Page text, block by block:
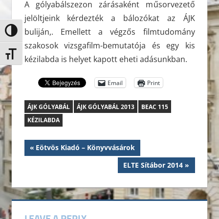
Nagy kontraszt váltása
Betűméret váltása
A gólyabálszezon zárásaként műsorvezető
jelöltjeink kérdezték a bálozókat az ÁJK
buliján,. Emellett a végzős filmtudomány
szakosok vizsgafilm-bemutatója és egy kis
kézilabda is helyet kapott eheti adásunkban.
Email Print
ÁJK GÓLYABÁL ÁJK GÓLYABÁL 2013
BEAC 115
KÉZILABDA
Bejegyzés
Previous
Post:
Eötvös Kiadó – Könyvvásárok
Next
Post:
ELTE Sítábor 2014